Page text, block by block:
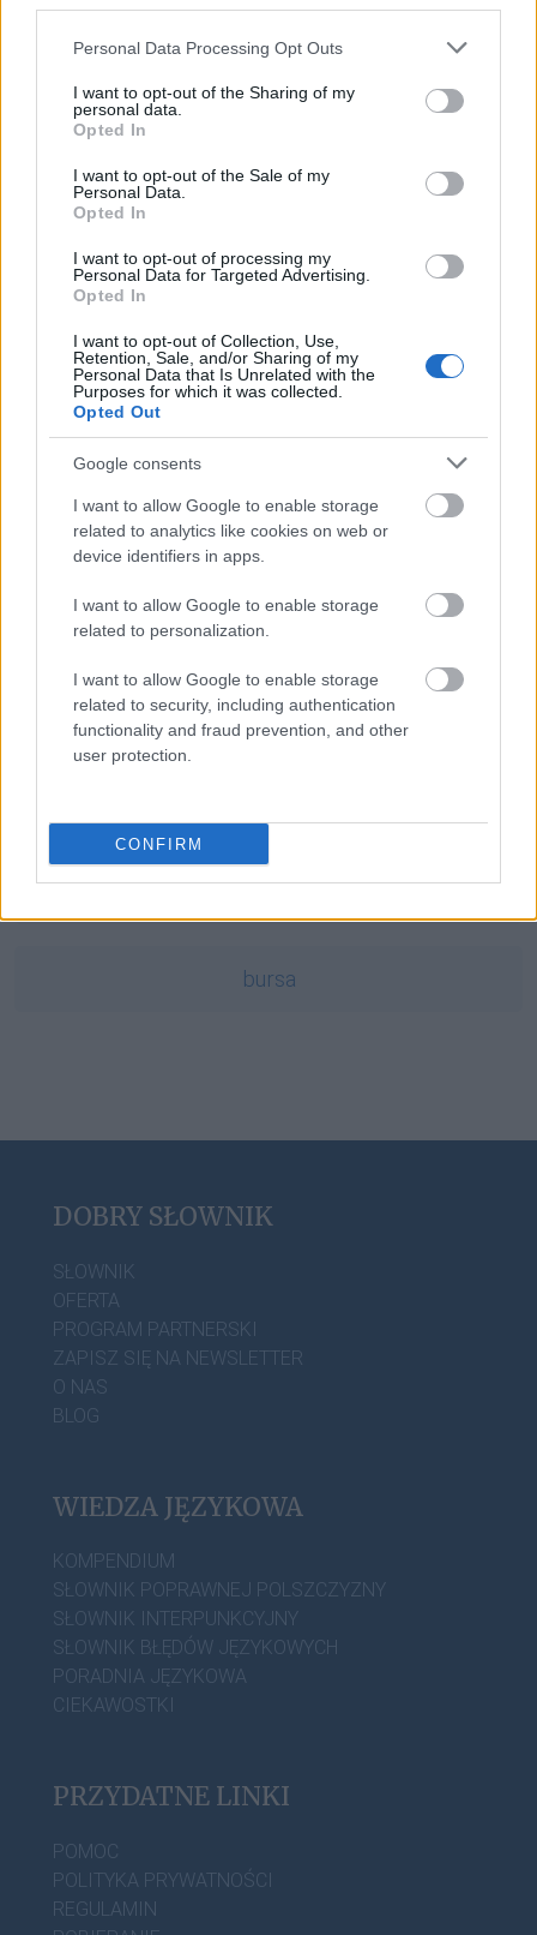
Please note that this website/app uses one or more Google
not limited to your visit or usage behaviour. You may click to
grant or deny consent to Google and its third-party tags to
use your data for below specified purposes in below Google
consent section.
Personal Data Processing Opt Outs
I want to opt-out of the Sharing of my
personal data.
Opted In
I want to opt-out of the Sale of my
Personal Data.
Opted In
I want to opt-out of processing my
Personal Data for Targeted Advertising.
Opted In
I want to opt-out of Collection, Use,
Retention, Sale, and/or Sharing of my
Personal Data that Is Unrelated with the
Purposes for which it was collected.
Opted Out
Google consents
I want to allow Google to enable storage
related to analytics like cookies on web or
device identifiers in apps.
I want to allow Google to enable storage
related to personalization.
I want to allow Google to enable storage
related to security, including authentication
functionality and fraud prevention, and other
user protection.
CONFIRM
Odmiana: formy czasu przyszłego i rozkaźnik
homonimia— Słychać chrupanie? To żonę zazdrość zżera
balwierz— Obalwierzahistorii i dawnych wariantach balbierz
barbierz,barwierz
Mogą Cię zainteresować również hasła
performans
absurd
Afrykaner
Zelandia
Tadż Mahal
bursa
DOBRY SŁOWNIK
SŁOWNIK
OFERTA
PROGRAM PARTNERSKI
ZAPISZ SIĘ NA NEWSLETTER
O NAS
BLOG
WIEDZA JĘZYKOWA
KOMPENDIUM
SŁOWNIK POPRAWNEJ POLSZCZYZNY
SŁOWNIK INTERPUNKCYJNY
SŁOWNIK BŁĘDÓW JĘZYKOWYCH
PORADNIA JĘZYKOWA
CIEKAWOSTKI
PRZYDATNE LINKI
POMOC
POLITYKA PRYWATNOŚCI
REGULAMIN